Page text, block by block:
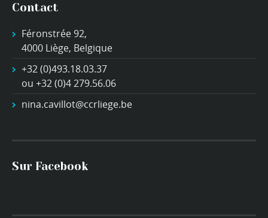
Contact
Féronstrée 92,
4000 Liège, Belgique
+32 (0)493.18.03.37
ou +32 (0)4 279.56.06
nina.cavillot@ccrliege.be
Sur Facebook